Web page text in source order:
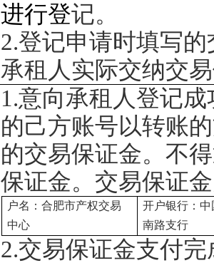
进行登记。
2.登记申请时填写的
承租人实际交纳交
1.意向承租人登记
的己方账号以转账
的交易保证金。不
保证金。 交易保证金
户名：合肥市产权交易
中心
开户银行：中
南路支行
2.交易保证金支付完